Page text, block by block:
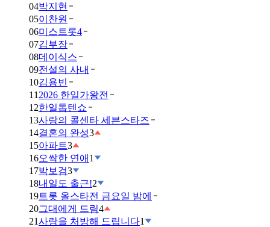
04박지현
05이찬원
06미스트롯4
07김부장
08데이식스
09전설의 사내
10김용빈
11 2026 한일가왕전
12한일톱텐쇼
13사랑의 콜센타 세븐스타즈
14결혼의 완성3
15아파트3
16오싹한 연애 1
17박보검3
18내일도 출근!2
19트롯 올스타전 금요일 밤에
20그대에게 드림4
21사랑을 처방해 드립니다1